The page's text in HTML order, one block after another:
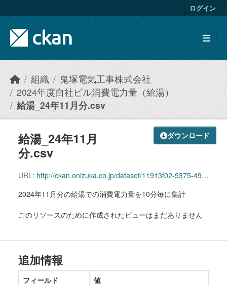
ログイン
組織
鬼塚電気工事株式会社
2024年度自社ビル消費電力量（給湯）
給湯_24年11月分.csv
ダウンロード
給湯_24年11月
分.csv
URL: http://ckan.onizuka.co.jp/dataset/11913f02-9375-4992-9bf4-b27b44b18632/resource/9222fc2d-5d97-4d3e-a49c-65842a9c1cd1/download/hotwatersupply_2411.csv
2024年11月分の給湯での消費電力量を10分毎に集計
このリソースのために作成されたビューはまだありません
追加情報
フィールド
値